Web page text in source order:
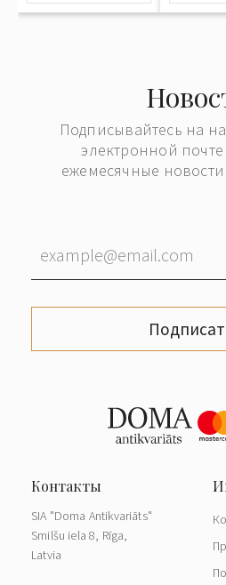
Подписывайтесь на
электронной
ежемесячные
SIA "Doma Antikvariāts"
Smilšu iela 8, Rīga,
Latvia